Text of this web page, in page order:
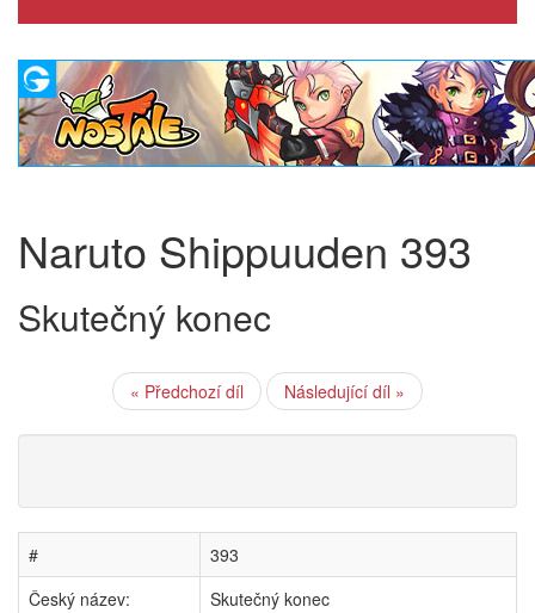
Naruto Shippuuden 393
Skutečný konec
« Předchozí díl Následující díl »
#
393
Český název:
Skutečný konec